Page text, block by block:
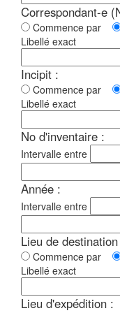
Correspondant-e
Commence par
Libellé exact
Incipit :
Commence par
Libellé exact
No d'inventaire :
Intervalle entre
Année :
Intervalle entre
Lieu de
Commence par
Libellé exact
Lieu d'expédition :